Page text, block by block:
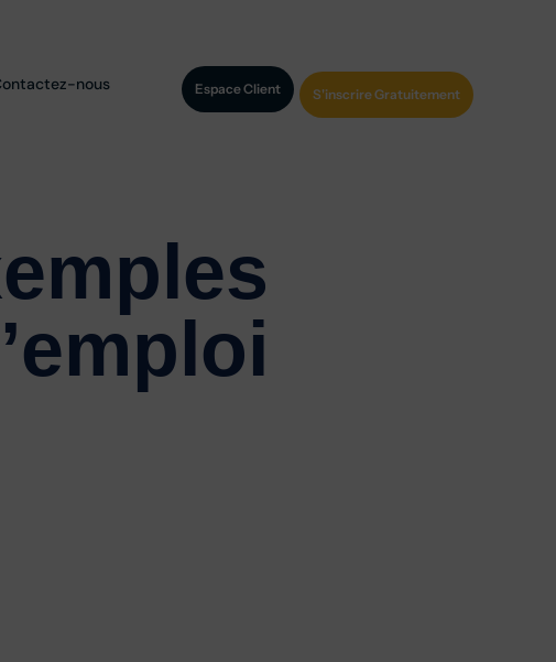
nous Espace Client S'inscrire Gratuitement